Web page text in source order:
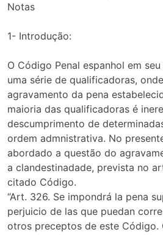
Notas
1- Introdução:
O Código Penal espanhol em
uma série de qualificadoras,
agravamento da pena
maioria das qualificadoras é
descumprimento de
ordem admnistrativa. No
abordado a questão do
a clandestinadade, prevista no
citado Código.
“Art. 326. Se impondrá la pena
perjuicio de las que puedan
otros preceptos de este Código.